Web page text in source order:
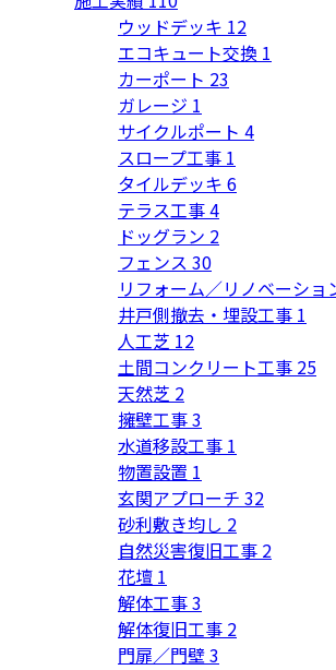
ウッドデッキ 12
エコキュート交換 1
カーポート 23
ガレージ 1
サイクルポート 4
スロープ工事 1
タイルデッキ 6
テラス工事4
ドッグラン 2
フェンス 30
リフォーム／リノベーショ
井戸側撤去・埋設工事 1
人工芝 12
土間コンクリート工事 25
天然芝 2
擁壁工事3
水道移設工事 1
物置設置 1
玄関アプローチ 32
砂利敷き均し 2
自然災害復旧工事 2
花壇 1
解体工事3
解体復旧工事 2
門扉／門壁3